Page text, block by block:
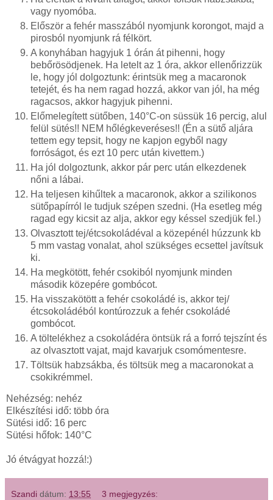
vagy nyomóba.
Először a fehér masszából nyomjunk korongot, majd a
pirosból nyomjunk rá félkört.
A konyhában hagyjuk 1 órán át pihenni, hogy
bebőrösödjenek. Ha letelt az 1 óra, akkor ellenőrizzük
le, hogy jól dolgoztunk: érintsük meg a macaronok
tetejét, és ha nem ragad hozzá, akkor van jól, ha még
ragacsos, akkor hagyjuk pihenni.
Előmelegített sütőben, 140°C-on süssük 16 percig, alul
felül sütés!! NEM hőlégkeveréses!! (Én a sütő aljára
tettem egy tepsit, hogy ne kapjon egyből nagy
forróságot, és ezt 10 perc után kivettem.)
Ha jól dolgoztunk, akkor pár perc után elkezdenek
nőni a lábai.
Ha teljesen kihűltek a macaronok, akkor a szilikonos
sütőpapírról le tudjuk szépen szedni. (Ha esetleg még
ragad egy kicsit az alja, akkor egy késsel szedjük fel.)
Olvasztott tej/étcsokoládéval a közepénél húzzunk kb
5 mm vastag vonalat, ahol szükséges ecsettel javítsuk
ki.
Ha megkötött, fehér csokiból nyomjunk minden
második közepére gombócot.
Ha visszakötött a fehér csokoládé is, akkor tej/
étcsokoládéból kontúrozzuk a fehér csokoládé
gombócot.
A töltelékhez a csokoládéra öntsük rá a forró tejszínt és
az olvasztott vajat, majd kavarjuk csomómentesre.
Töltsük habzsákba, és töltsük meg a macaronokat a
csokikrémmel.
Nehézség: nehéz
Elkészítési idő: több óra
Sütési idő: 16 perc
Sütési hőfok: 140°C
Jó étvágyat hozzá!:)
Szandi dátum: 13:55 3 megjegyzés: